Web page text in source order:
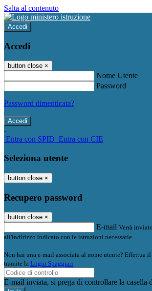
Salta al contenuto
Accedi
Accedi
button close ×
Nome Utente
Password
Password dimenticata?
-
Entra con SPID Entra con CIE
Seleziona utente
button close ×
Recupero password
button close ×
E-mail Verrà
all'indirizzo indicato con le istruzioni necessarie.
Non hai una e-mail associata al nome utente? Effettua il
tramite la Login Spaggiari
E-mail inviata, si prega di controllare la casella